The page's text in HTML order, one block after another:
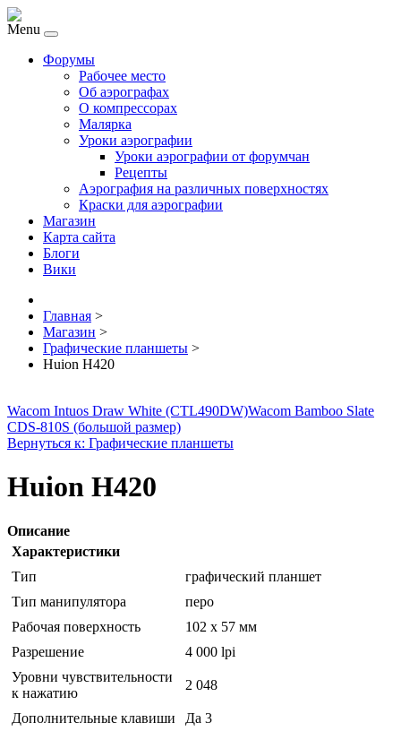
Menu
Форумы
Рабочее место
Об аэрографах
О компрессорах
Малярка
Уроки аэрографии
Уроки аэрографии от форумчан
Рецепты
Аэрография на различных поверхностях
Краски для аэрографии
Магазин
Карта сайта
Блоги
Вики
Главная >
Магазин >
Графические планшеты >
Huion H420
Wacom Intuos Draw White (CTL490DW)Wacom Bamboo Slate
CDS-810S (большой размер)
Вернуться к: Графические планшеты
Huion H420
Описание
Характеристики
Тип
графический планшет
Тип манипулятора
перо
Рабочая поверхность
102 x 57 мм
Разрешение
4 000 lpi
Уровни чувствительности
к нажатию
2 048
Дополнительные клавиши
Да 3